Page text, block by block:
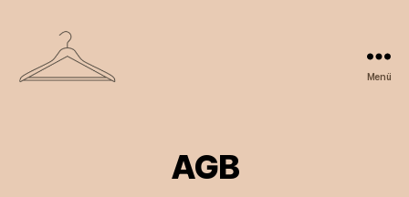
Menü
AGB